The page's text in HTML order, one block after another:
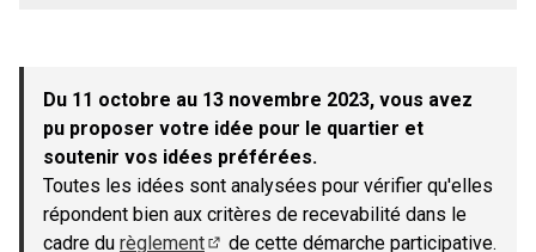
−
Du 11 octobre au 13 novembre 2023, vous avez
pu proposer votre idée pour le quartier et
soutenir vos idées préférées.
Toutes les idées sont analysées pour vérifier qu'elles
répondent bien aux critères de recevabilité dans le
cadre du règlement
de cette démarche participative.